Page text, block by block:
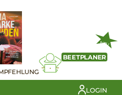
NEU
BEETPLANER
LOGIN